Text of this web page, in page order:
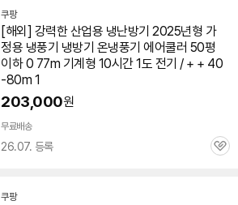
쿠팡
[해외] 강력한 산업용 냉난방기 2025년형 가
정용 냉풍기 냉방기 온냉풍기 에어쿨러 50평
이하 0 77m 기계형 10시간 1도 전기 / + + 40
-80m 1
203,000원
무료배송
26.07. 등록
관
쿠팡